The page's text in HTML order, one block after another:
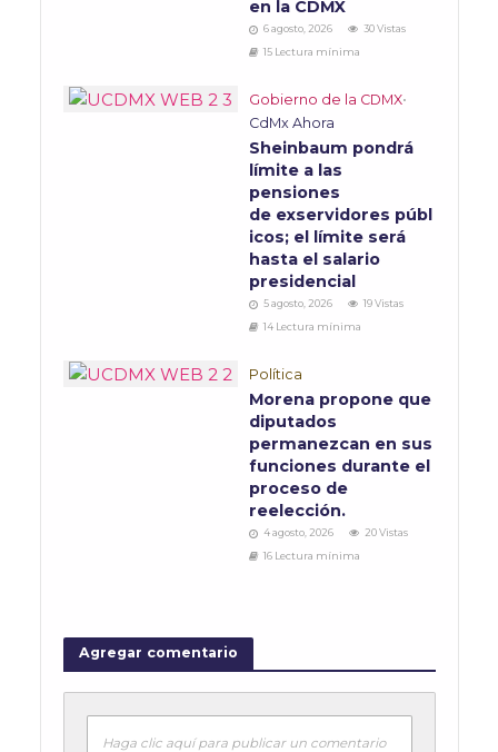
en la CDMX
6 agosto, 2026
30 Vistas
15 Lectura mínima
Gobierno de la CDMX•
CdMx Ahora
Sheinbaum pondrá
límite a las
pensiones
de exservidores públ
icos; el límite será
hasta el salario
presidencial
5 agosto, 2026
19 Vistas
14 Lectura mínima
Política
Morena propone que
diputados
permanezcan en sus
funciones durante el
proceso de
reelección.
4 agosto, 2026
20 Vistas
16 Lectura mínima
Agregar comentario
Haga clic aquí para publicar un comentario